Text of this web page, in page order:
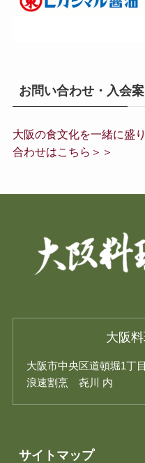
お問い合わせ・入会
大阪の食文化を一緒に盛
合わせはこちら＞＞
大阪
大阪市中央区道頓堀1丁
浪速割烹 㐂川 内
サイトマップ